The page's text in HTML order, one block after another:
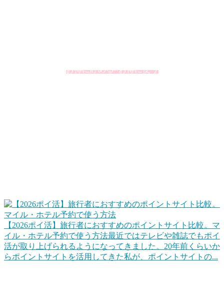
お得に貯める×お得に使う
【2026ポイ活】旅行者におすすめのポイントサイト比較。マ
イル・ホテル予約で使う方法最近ではテレビや雑誌でもポイ
活が取り上げられるようになってきました。20年前くらいか
らポイントサイトを活用してきた私が、ポイントサイトの...